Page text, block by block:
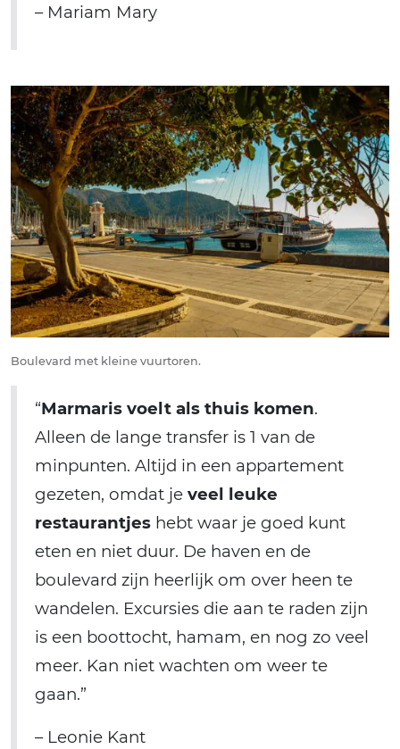
– Mariam Mary
Boulevard met kleine vuurtoren.
“Marmaris voelt als thuis komen.
Alleen de lange transfer is 1 van de
minpunten. Altijd in een appartement
gezeten, omdat je veel leuke
restaurantjes hebt waar je goed kunt
eten en niet duur. De haven en de
boulevard zijn heerlijk om over heen te
wandelen. Excursies die aan te raden zijn
is een boottocht, hamam, en nog zo veel
meer. Kan niet wachten om weer te
gaan.”
– Leonie Kant